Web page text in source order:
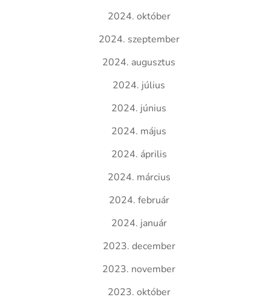
2024. október
2024. szeptember
2024. augusztus
2024. július
2024. június
2024. május
2024. április
2024. március
2024. február
2024. január
2023. december
2023. november
2023. október